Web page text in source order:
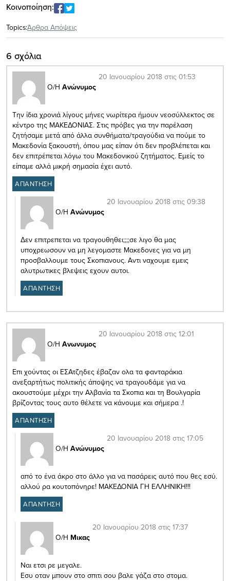
Κοινοποίηση:
Topics:Άρθρα Απόψεις
6 σχόλια
Ο/Η Ανώνυμος
20 Ιανουαρίου 2018 στις 01:53
Την ίδια χρονιά λίγους μήνες νωρίτερα ήμουν νεοσύλλεκτος σε
κέντρο της ΜΑΚΕΔΟΝΙΑΣ. Στις πρόβες για την παρέλαση
ζητήσαμε μετά από άλλα συνθήματα/τραγούδια να πούμε το
Μακεδονία ξακουστή, όπου μας είπαν ότι δεν προβλέπεται και
δεν επιτρέπεται λόγω του Μακεδονικού ζητήματος. Εμείς το
είπαμε αλλά μικρή σημασία έχει αυτό.
ΑΠΑΝΤΗΣΗ
Ο/Η Ανώνυμος
20 Ιανουαρίου 2018 στις 09:38
Δεν επιτρεπεται να τραγουθηθει;;;;σε λιγο θα μας
υποχρεωσουν να μη λεγομαστε Μακεδονες για να μη
προσβαλλουμε τους Σκοπιανους. Αντι ναχουμε εμεις
αλυτρωτικες βλεψεις εχουν αυτοι.
ΑΠΑΝΤΗΣΗ
Ο/Η Ανωνυμος
20 Ιανουαρίου 2018 στις 12:01
Επι χούντας οι ΕΣΑτζηδες έβαζαν ολα τα φανταράκια
ανεξαρτήτως πολιτικής άποψης να τραγουδάμε για να
ακουστούμε μέχρι την Αλβανία τα Σκοπια και τη Βουλγαρία
βρίζοντας τους αυτο θέλετε να κάνουμε και σήμερα .!
ΑΠΑΝΤΗΣΗ
Ο/Η Ανώνυμος
20 Ιανουαρίου 2018 στις 17:05
από το ένα άκρο στο άλλο για να πασάρεις αυτό που θες εσύ.
αλλού ρα κουτοπόνηρε! ΜΑΚΕΔΟΝΙΑ ΓΗ ΕΛΛΗΝΙΚΗ!!!
ΑΠΑΝΤΗΣΗ
Ο/Η Μικας
20 Ιανουαρίου 2018 στις 17:37
Ναι ετσι ρε μεγαλε.
Εσυ οταν μπουν στο σπιτι σου βαλε γάζα στο στομα.